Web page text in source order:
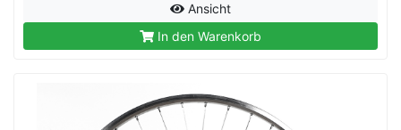
Ansicht
In den Warenkorb